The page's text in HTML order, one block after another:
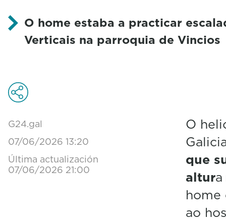
O home estaba a practicar
Verticais na parroquia de Vincios
G24.gal
07/06/2026 13:20
Última actualización
07/06/2026 21:00
O
que
altur
home
ao